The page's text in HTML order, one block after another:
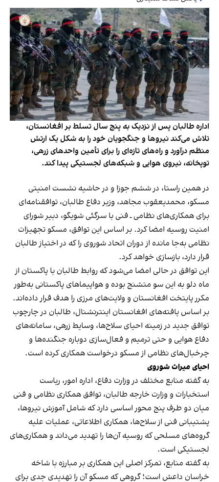
اداره طالبان پس از نزدیک به پنج سال تسلط بر افغانستان،
تلاش می‌کند نیروها و جنگجویان خود را به شکل یک ارتش
منظم درآورد و راه‌های تازه‌ای را برای تأمین واحدهای زرهی،
توپخانه، نیروی هوایی و شبکه‌های لجستیکی پیدا کند.
در همین راستا، در ششم جوزا و در حاشیه نشست امنیتی
مسکو، محمدیعقوب مجاهد، وزیر دفاع طالبان، توافقنامه‌ای
برای همکاری‌های نظامی ـ فنی با سرگئی شویگو، دبیر شورای
امنیت روسیه امضا کرد. بر اساس این توافق، مسکو تجهیزات
نظامی به‌جا مانده از دوران اتحاد شوروی را که در اختیاز طالبان
قرار دارد، بازسازی خواهد کرد.
این توافق در حالی امضا می‌شود که روابط طالبان با پاکستان از
ماه دلو به این سو متشنج بوده و هواپیماهای پاکستانی به‌طور
مکرر پایتخت افغانستان و ولایت‌های مرزی را هدف قرار داده‌اند.
بر اساس یافته‌های افغانستان اینترنشنال، طالبان در چارچوب
توافق جدید در زمینه احیای سلاح‌ها، وسایط زرهی، سامانه‌های
دفاع هوایی و حتی ترمیم و فعال‌سازی دوباره جنگنده‌ها و
چرخبال‌های نظامی از مسکو درخواست همکاری کرده است.
احیای میراث شوروی
به گفته منابع مختلف در وزارت دفاع، اداره امور، ریاست
استخبارات و وزارت خارجه طالبان، توافق همکاری نظامی و فنی
میان دو طرف پنج محور اساسی دارد که شامل آموزش نیروها،
پشتیبانی فنی از سلاح‌ها، همکاری اطلاعاتی، عملیات علیه
گروه‌های مسلحی که روسیه آن‌ها را تهدید می‌داند و همکاری‌های
لجستیکی است.
به گفته منابع، تمرکز اصلی این همکاری بر مبارزه با شاخه
خراسان داعش است؛ گروهی که مسکو آن را تهدیدی جدی برای